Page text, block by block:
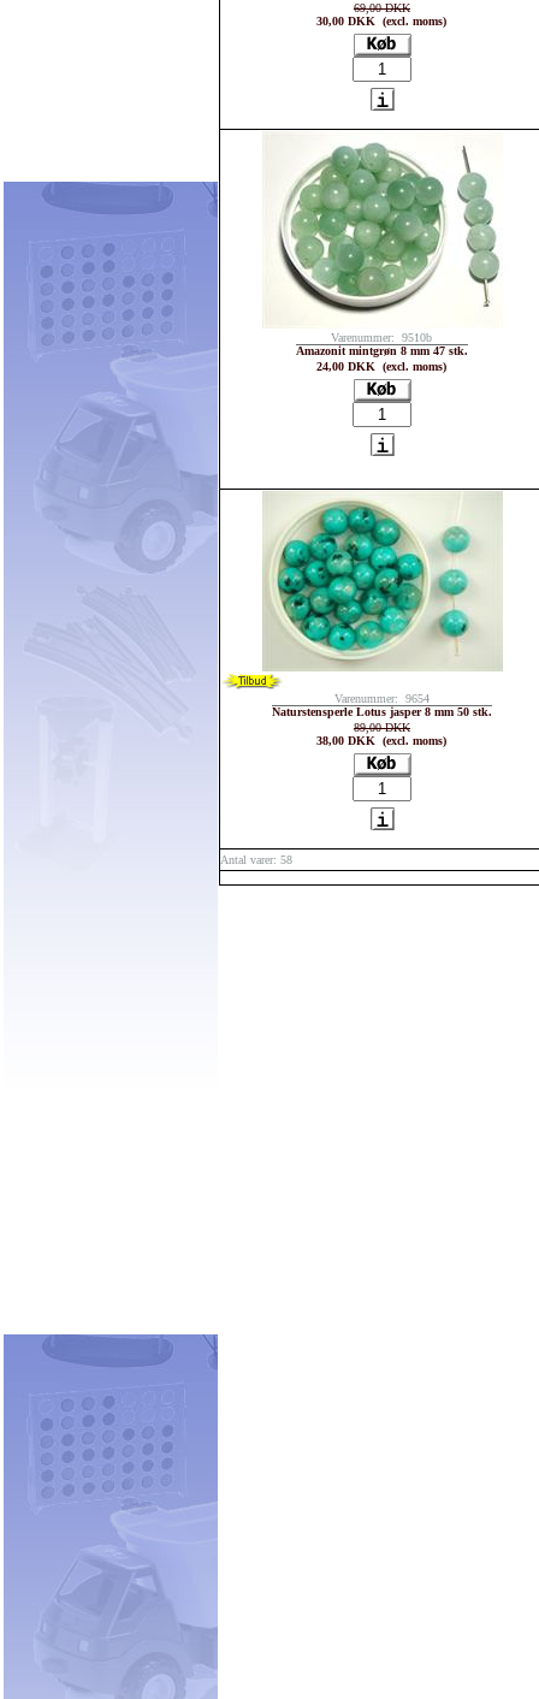
69,00 DKK
30,00 DKK (excl. moms)
Varenummer: 9510b
Amazonit mintgrøn 8 mm 47 stk.
24,00 DKK (excl. moms)
Varenummer: 9654
Naturstensperle Lotus jasper 8 mm 50 stk.
89,00 DKK
38,00 DKK (excl. moms)
Antal varer: 58